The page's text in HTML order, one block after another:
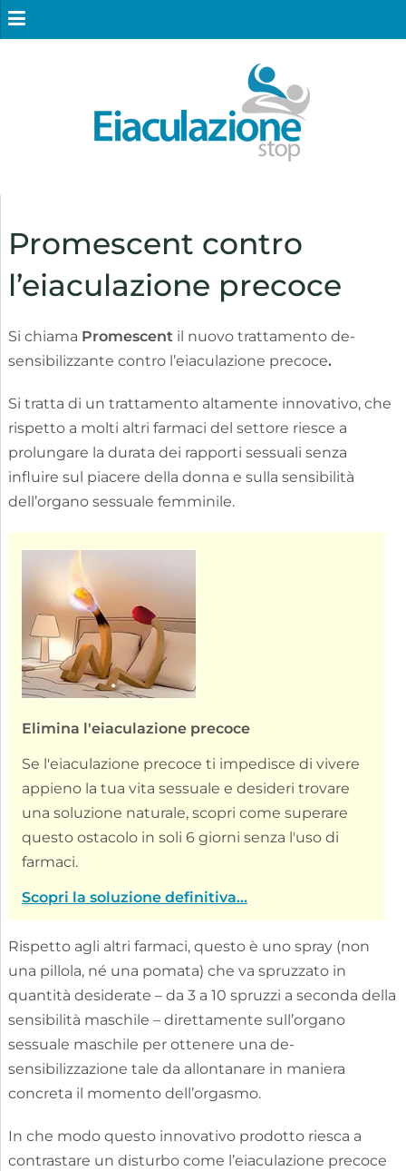
Promescent contro
l’eiaculazione precoce
Si chiama Promescentil nuovo trattamento de-
sensibilizzante contro l’eiaculazione precoce.
Si tratta di un trattamento altamente innovativo, che
rispetto a molti altri farmaci del settore riesce a
prolungare la durata dei rapporti sessuali senza
influire sul piacere della donna e sulla sensibilità
dell’organo sessuale femminile.
Elimina l'eiaculazione precoce
Se l'eiaculazione precoce ti impedisce di vivere
appieno la tua vita sessuale e desideri trovare
una soluzione naturale, scopri come superare
questo ostacolo in soli 6 giorni senza l'uso di
farmaci.
Scopri la soluzione definitiva...
Rispetto agli altri farmaci, questo è uno spray (non
una pillola, né una pomata) che va spruzzato in
quantità desiderate – da 3 a 10 spruzzi a seconda della
sensibilità maschile – direttamente sull’organo
sessuale maschile per ottenere una de-
sensibilizzazione tale da allontanare in maniera
concreta il momento dell’orgasmo.
In che modo questo innovativo prodotto riesca a
contrastare un disturbo come l’eiaculazione precoce